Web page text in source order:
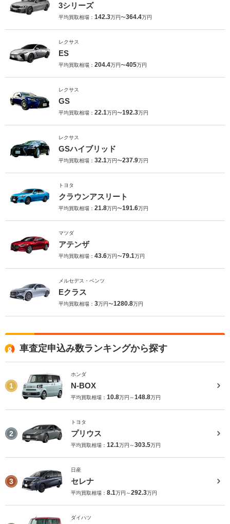
3シリーズ
平均買取相場： 142.3万円〜364.4万円
レクサス
ES
平均買取相場： 204.4万円〜405万円
レクサス
GS
平均買取相場： 22.1万円〜192.3万円
レクサス
GSハイブリッド
平均買取相場： 32.1万円〜237.9万円
トヨタ
クラウンアスリート
平均買取相場： 21.8万円〜191.6万円
マツダ
アテンザ
平均買取相場： 43.6万円〜79.1万円
メルセデス・ベンツ
Eクラス
平均買取相場： 3万円〜1280.8万円
車査定申込み数ランキングから探す
1
ホンダ
N-BOX
平均買取相場： 10.8万円～148.8万円
2
トヨタ
プリウス
平均買取相場： 12.1万円～303.5万円
3
日産
セレナ
平均買取相場： 8.1万円～292.3万円
ダイハツ